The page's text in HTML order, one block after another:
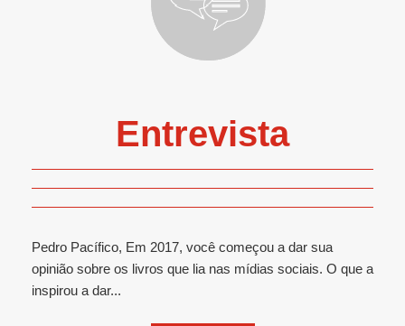
Entrevista
Pedro Pacífico, Em 2017, você começou a dar sua
opinião sobre os livros que lia nas mídias sociais. O que a
inspirou a dar...